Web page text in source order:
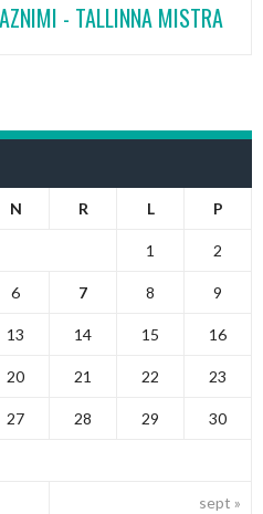
- TALLINNA MISTRA
N R L P
sept »
1 2
6 7 8 9
13 14 15 16
20 21 22 23
27 28 29 30